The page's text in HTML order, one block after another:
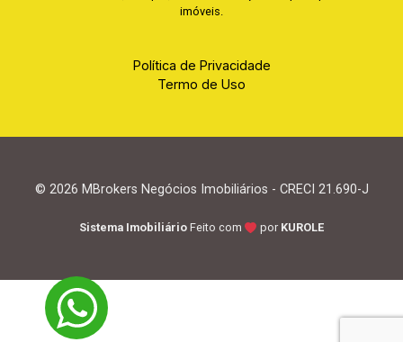
imóveis.
Política de Privacidade
Termo de Uso
© 2026 MBrokers Negócios Imobiliários - CRECI 21.690-J
Sistema Imobiliário Feito com por KUROLE